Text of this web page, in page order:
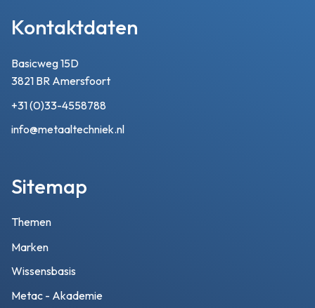
Kontaktdaten
Basicweg 15D
3821 BR Amersfoort
+31 (0)33-4558788
info@metaaltechniek.nl
Sitemap
Themen
Marken
Wissensbasis
Metac - Akademie